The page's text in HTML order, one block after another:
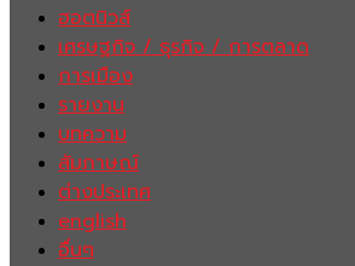
ฮอตนิวส์
เศรษฐกิจ / ธุรกิจ / การตลาด
การเมือง
รายงาน
บทความ
สัมภาษณ์
ต่างประเทศ
english
อื่นๆ